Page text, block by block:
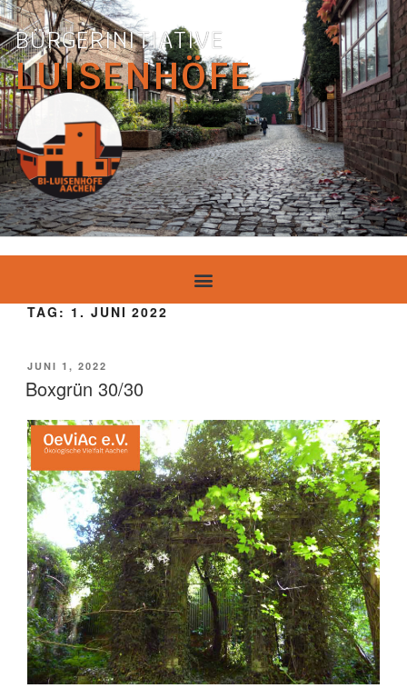
BÜRGERINITIATIVE
LUISENHÖFE
TAG: 1. JUNI 2022
JUNI 1, 2022
Boxgrün 30/30